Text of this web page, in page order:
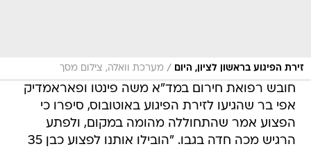
אפי בר שהגיעו לזירת הפיגוע באוטובוס, סיפרו כי
הפצוע אמר שהתחוללה מהומה במקום, ולפתע
הרגיש מכה חדה בגבו. "הובילו אותנו לפצוע כבן 35
ששכב בתוך אוטובוס כשהוא דקור בפלג גופו
העליון", סיפרו השניים. "הוא היה בהכרה מלאה